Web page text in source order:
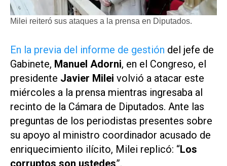
Milei reiteró sus ataques a la prensa en Diputados.
En la previa del informe de gestión del jefe de
Gabinete, Manuel Adorni, en el Congreso, el
presidente Javier Milei volvió a atacar este
miércoles a la prensa mientras ingresaba al
recinto de la Cámara de Diputados. Ante las
preguntas de los periodistas presentes sobre
su apoyo al ministro coordinador acusado de
enriquecimiento ilícito, Milei replicó: “Los
corruptos son ustedes”.